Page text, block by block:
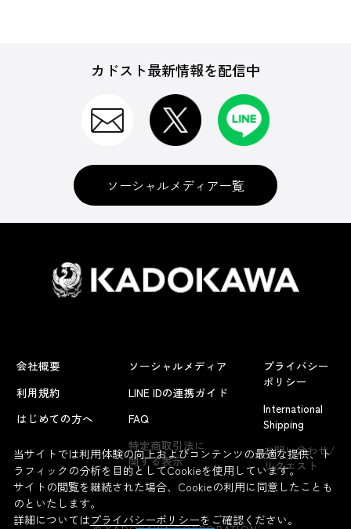
よくあるお問い合わせ
カドスト最新情報を配信中
ソーシャルメディア一覧
会社概要
利用規約
はじめての方へ
ソーシャルメディア
LINE IDの連携ガイド
FAQ
特定商取引法に
関する表示
プライバシー
ポリシー
International
Shipping
お問い合わせ/
リクエスト
当サイトでは利用体験の向上およびコンテンツの最適な提供、ト
ラフィックの分析を目的としてCookieを使用しています。
サイトの閲覧を継続された場合、Cookieの利用に同意したことも
のといたします。
詳細についてはプライバシーポリシーをご確認ください。